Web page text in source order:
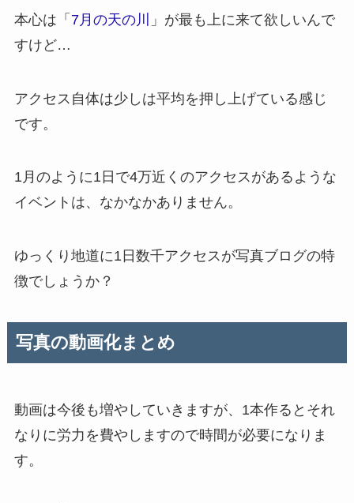
本心は「 7月の天の川
」が最も上に来て欲しいんで
すけど…
アクセス自体は少しは平均を押し上げている感じ
です。
1月のように1日で4万近くのアクセスがあるような
イベントは、なかなかありません。
ゆっくり地道に1日数千アクセスが写真ブログの特
徴でしょうか？
写真の動画化まとめ
動画は今後も増やしていきますが、1本作るとそれ
なりに労力を費やしますので時間が必要になりま
す。